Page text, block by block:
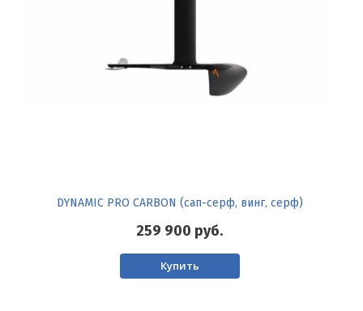
DYNAMIC PRO CARBON (сап-серф, винг, серф)
259 900 руб.
Купить